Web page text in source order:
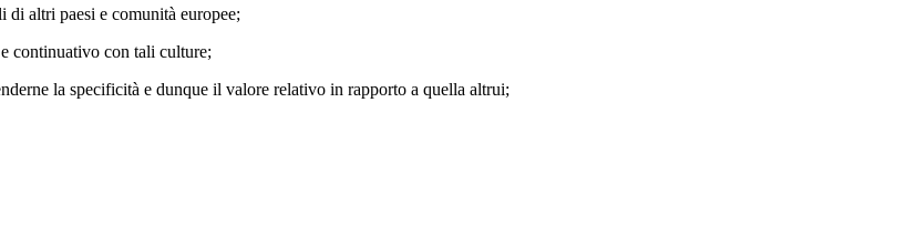
di altri paesi e comunità europee;
continuativo con tali culture;
la specificità e dunque il valore relativo in rapporto a quella altrui;